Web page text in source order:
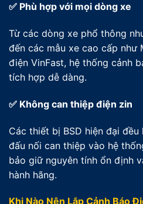
✅ Phù hợp với mọi dòng xe
Từ các dòng xe phổ thông
đến các mẫu xe cao cấp như
điện VinFast, hệ thống cảnh
tích hợp dễ dàng.
✅ Không can thiệp điện zin
Các thiết bị BSD hiện đại
đấu nối can thiệp vào hệ
bảo giữ nguyên tính ổn định
hành hãng.
Khi Nào Nên Lắp Cảnh Báo